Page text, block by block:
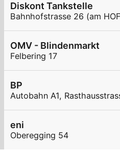
Diskont Tankstelle
OMV - Blindenmarkt
Felbering 17
BP
Autobahn A1,
eni
Oberegging 54